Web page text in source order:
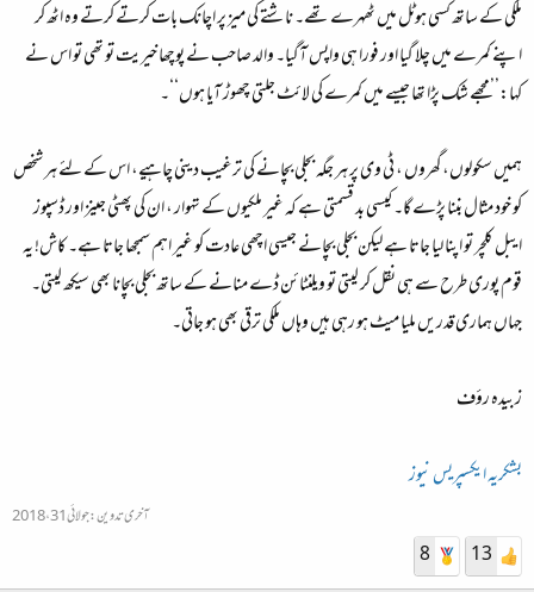
ملکی کے ساتھ کسی ہوٹل میں ٹھہرے تھے۔ ناشتے کی میز پر اچانک بات کرتے کرتے وہ اٹھ کر
اپنے کمرے میں چلا گیا اور فورا ہی واپس آگیا۔ والد صاحب نے پوچھا خیریت تو تھی تو اس نے
کہا:’’مجھے شک پڑا تھا جیسے میں کمرے کی لائٹ جلتی چھوڑ آیا ہوں‘‘۔
ہمیں سکولوں،گھروں ، ٹی وی پر ہر جگہ بجلی بچانے کی ترغیب دینی چاہیے، اس کے لئے ہر شخص
کو خود مثال بننا پڑے گا۔ کیسی بد قسمتی ہے کہ غیر ملکیوں کے تہوار ، ان کی پھٹی جینز اور ڈسپوز
ایبل کلچر تو اپنا لیا جاتا ہے لیکن بجلی بچانے جیسی اچھی عادت کو غیر اہم سمجھا جاتا ہے۔ کاش! یہ
قوم پوری طرح سے ہی نقل کر لیتی تو ویلنٹائن ڈے منانے کے ساتھ بجلی بچانا بھی سیکھ لیتی۔
جہاں ہماری قدریں ملیا میٹ ہو رہی ہیں وہاں ملکی ترقی بھی ہو جاتی۔
زبیدہ رؤف
بشکریہ ایکسپریس نیوز
آخری تدوین:جولائی 31، 2018
13
8